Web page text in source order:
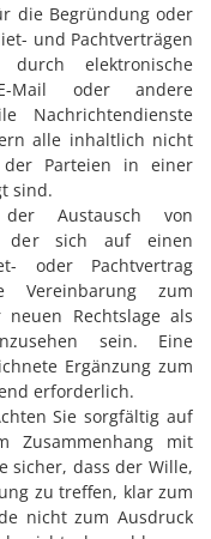
die Begründung oder
und Pachtverträgen
elektronische
Mail oder andere
Nachrichtendienste
alle inhaltlich nicht
der Parteien in einer
sind.
Austausch von
der sich auf einen
oder Pachtvertrag
Vereinbarung zum
Rechtslage als
sein. Eine
Ergänzung zum
erforderlich.
Sie sorgfältig auf
Zusammenhang mit
sicher, dass der Wille,
zu treffen, klar zum
nicht zum Ausdruck